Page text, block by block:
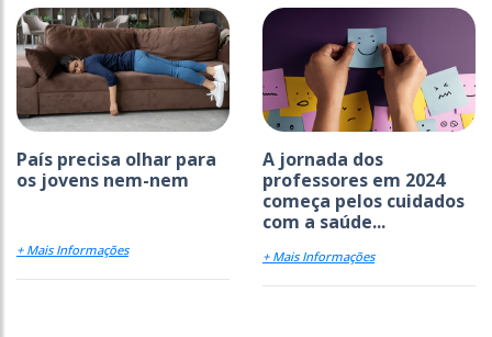
País precisa olhar para
os jovens nem-nem
+ Mais Informações
A jornada dos
professores em 2024
começa pelos cuidados
com a saúde...
+ Mais Informações